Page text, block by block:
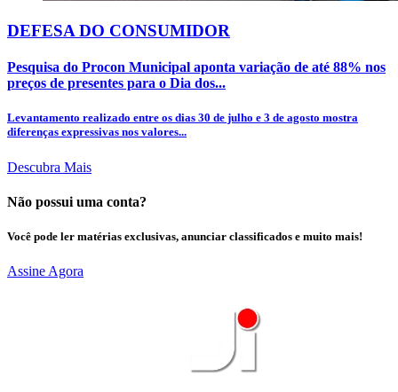
DEFESA DO CONSUMIDOR
Pesquisa do Procon Municipal aponta variação de até 88% nos
preços de presentes para o Dia dos...
Levantamento realizado entre os dias 30 de julho e 3 de agosto mostra
diferenças expressivas nos valores...
Descubra Mais
Não possui uma conta?
Você pode ler matérias exclusivas, anunciar classificados e muito mais!
Assine Agora